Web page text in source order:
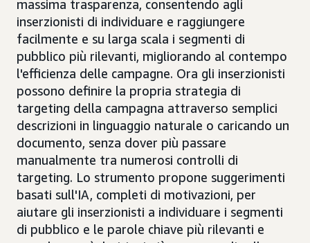
massima trasparenza, consentendo agli
inserzionisti di individuare e raggiungere
facilmente e su larga scala i segmenti di
pubblico più rilevanti, migliorando al contempo
l'efficienza delle campagne. Ora gli inserzionisti
possono definire la propria strategia di
targeting della campagna attraverso semplici
descrizioni in linguaggio naturale o caricando un
documento, senza dover più passare
manualmente tra numerosi controlli di
targeting. Lo strumento propone suggerimenti
basati sull'IA, completi di motivazioni, per
aiutare gli inserzionisti a individuare i segmenti
di pubblico e le parole chiave più rilevanti e